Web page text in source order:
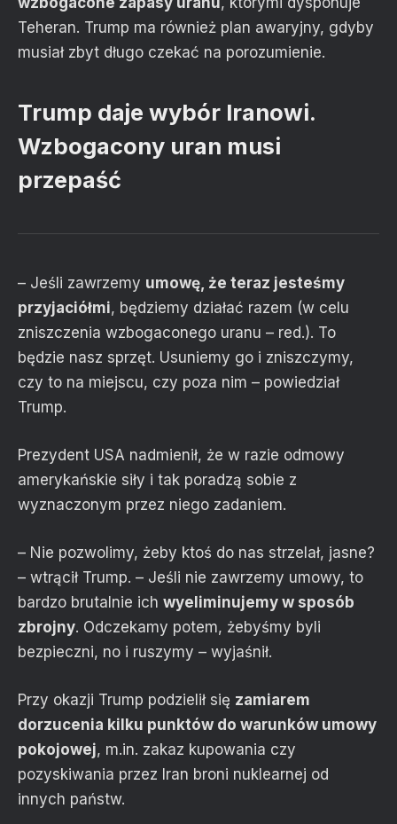
Teheran. Trump ma również plan awaryjny, gdyby
musiał zbyt długo czekać na porozumienie.
Trump daje wybór Iranowi.
Wzbogacony uran musi
przepaść
– Jeśli zawrzemy umowę, że teraz jesteśmy
przyjaciółmi, będziemy działać razem (w celu
zniszczenia wzbogaconego uranu – red.). To
będzie nasz sprzęt. Usuniemy go i zniszczymy,
czy to na miejscu, czy poza nim – powiedział
Trump.
Prezydent USA nadmienił, że w razie odmowy
amerykańskie siły i tak poradzą sobie z
wyznaczonym przez niego zadaniem.
– Nie pozwolimy, żeby ktoś do nas strzelał, jasne?
– wtrącił Trump. – Jeśli nie zawrzemy umowy, to
bardzo brutalnie ich wyeliminujemy w sposób
zbrojny. Odczekamy potem, żebyśmy byli
bezpieczni, no i ruszymy – wyjaśnił.
Przy okazji Trump podzielił się zamiarem
dorzucenia kilku punktów do warunków umowy
pokojowej, m.in. zakaz kupowania czy
pozyskiwania przez Iran broni nuklearnej od
innych państw.